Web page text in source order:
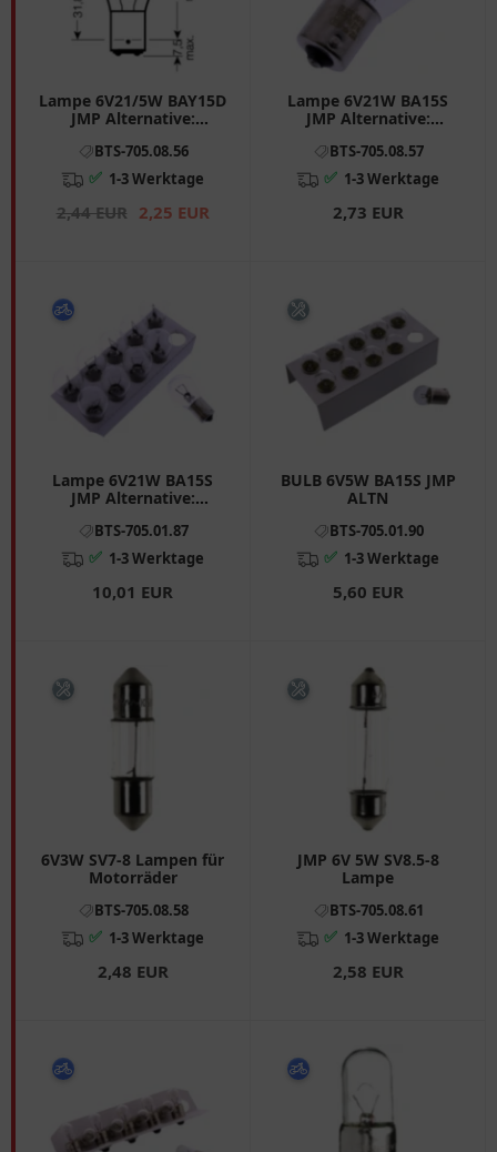
Lampe 6V21/5W BAY15D
JMP Alternative:
passend für: Honda CB,
XL, Z, ST
BTS-705.08.56
✅ 1-3 Werktage
2,44 EUR 2,25 EUR
Lampe 6V21W BA15S
JMP Alternative:
passend für: Honda CB,
XL, CM, Z
BTS-705.08.57
✅ 1-3 Werktage
2,73 EUR
Lampe 6V21W BA15S
JMP Alternative:
passend für: Honda CB,
XL, CM, Z
BTS-705.01.87
✅ 1-3 Werktage
10,01 EUR
BULB 6V5W BA15S JMP
ALTN
BTS-705.01.90
✅ 1-3 Werktage
5,60 EUR
6V3W SV7-8 Lampen für
Motorräder
BTS-705.08.58
✅ 1-3 Werktage
2,48 EUR
JMP 6V 5W SV8.5-8
Lampe
BTS-705.08.61
✅ 1-3 Werktage
2,58 EUR